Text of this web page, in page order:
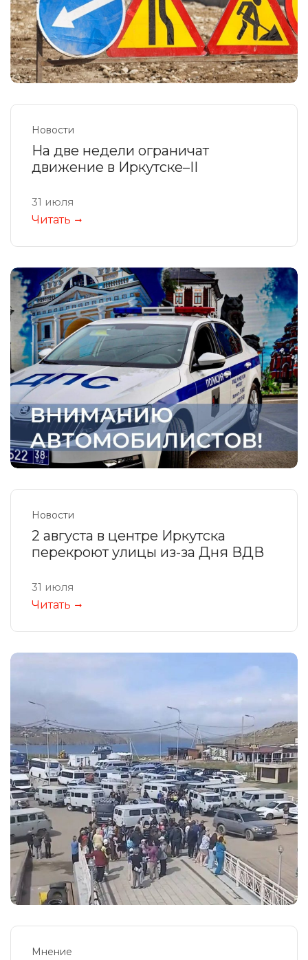
Новости
На две недели ограничат
движение в Иркутске–II
31 июля
Читать
Новости
2 августа в центре Иркутска
перекроют улицы из-за Дня ВДВ
31 июля
Читать
Мнение